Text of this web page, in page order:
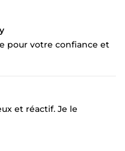
pour votre confiance et
et réactif. Je le